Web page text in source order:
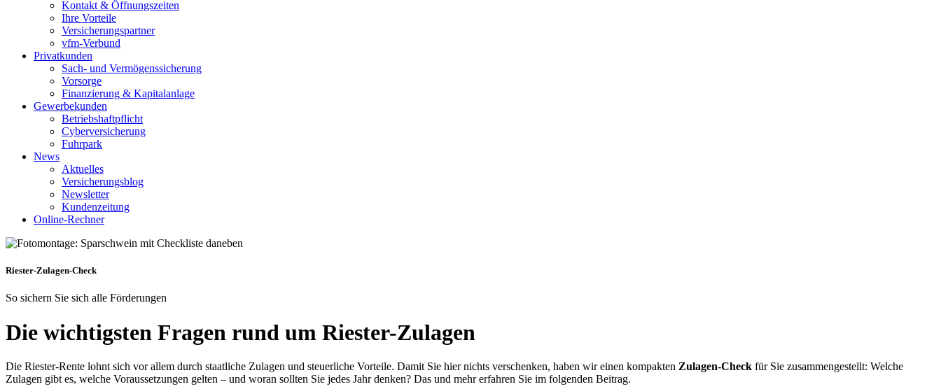
Kontakt & Öffnungszeiten
Ihre Vorteile
Versicherungspartner
vfm-Verbund
Privatkunden
Sach- und Vermögenssicherung
Vorsorge
Finanzierung & Kapitalanlage
Gewerbekunden
Betriebshaftpflicht
Cyberversicherung
Fuhrpark
News
Aktuelles
Versicherungsblog
Newsletter
Kundenzeitung
Online-Rechner
Riester-Zulagen-Check
So sichern Sie sich alle Förderungen
Die wichtigsten Fragen rund um Riester-Zulagen
Die Riester-Rente lohnt sich vor allem durch staatliche Zulagen und steuerliche Vorteile. Damit Sie hier nichts verschenken, haben wir einen kompakten Zulagen-Check für Sie zusammengestellt: Welche
Zulagen gibt es, welche Voraussetzungen gelten – und woran sollten Sie jedes Jahr denken? Das und mehr erfahren Sie im folgenden Beitrag.